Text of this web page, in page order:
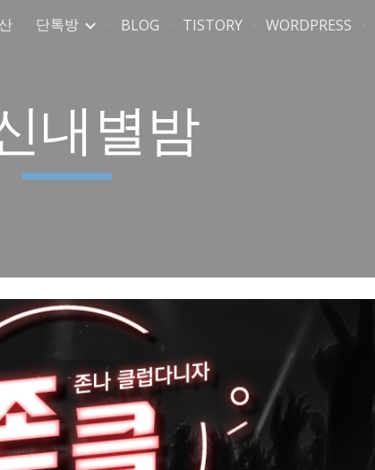
Skip to navigation
단톡방 BLOG TISTORY WORDPRESS
내별밤